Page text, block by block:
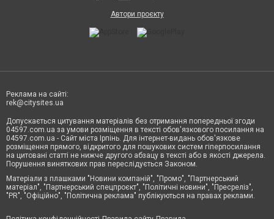
Автори проєкту
Реклама на сайті:
rek@citysites.ua
Допускається цитування матеріалів без отримання попередньої згоди
04597.com.ua за умови розміщення в тексті обов'язкового посилання на
04597.com.ua - Сайт міста Ірпінь. Для інтернет-видань обов'язкове
розміщення прямого, відкритого для пошукових систем гіперпосилання
на цитовані статті не нижче другого абзацу в тексті або в якості джерела.
Порушення виняткових прав переслідується Законом.
Матеріали з плашками "Новини компаній", "Промо", "Партнерський
матеріал", "Партнерський спецпроєкт", "Політичні новини", "Пресреліз",
"PR", "Офіційно", "Політична реклама" публікуються на правах реклами.